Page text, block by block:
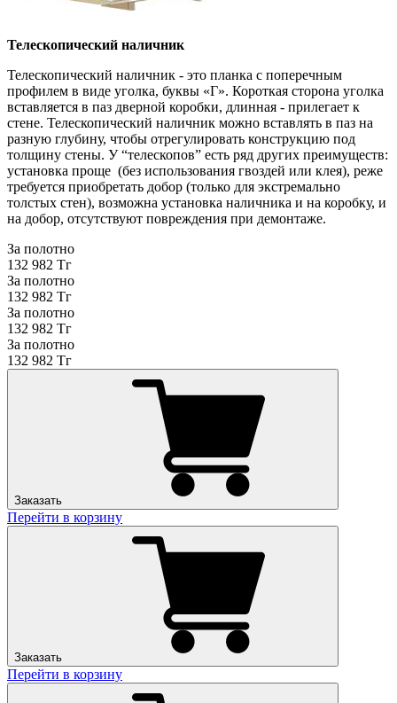
Телескопический наличник
Телескопический наличник - это планка с поперечным
профилем в виде уголка, буквы «Г». Короткая сторона уголка
вставляется в паз дверной коробки, длинная - прилегает к
стене. Телескопический наличник можно вставлять в паз на
разную глубину, чтобы отрегулировать конструкцию под
толщину стены. У “телескопов” есть ряд других преимуществ:
установка проще (без использования гвоздей или клея), реже
требуется приобретать добор (только для экстремально
толстых стен), возможна установка наличника и на коробку, и
на добор, отсутствуют повреждения при демонтаже.
За полотно
132 982 Тг
За полотно
132 982 Тг
За полотно
132 982 Тг
За полотно
132 982 Тг
Заказать
Перейти в корзину
Заказать
Перейти в корзину